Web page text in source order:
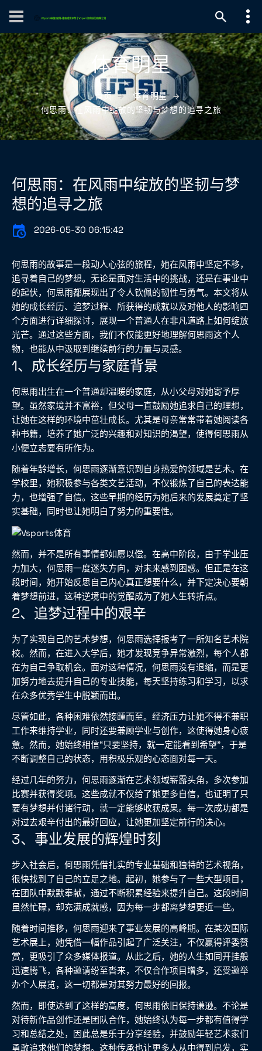
体育明星
首页
体育明星
何思雨：在风雨中绽放的坚韧与梦想的追寻之旅
何思雨：在风雨中绽放的坚韧与梦
想的追寻之旅
2026-05-30 06:15:42
何思雨的故事是一段动人心弦的旅程，她在风雨中坚定不移，
追寻着自己的梦想。无论是面对生活中的挑战，还是在事业中
的起伏，何思雨都展现出了令人钦佩的韧性与勇气。本文将从
她的成长经历、追梦过程、所获得的成就以及对他人的影响四
个方面进行详细探讨，展现一个普通人在非凡道路上如何绽放
光芒。通过这些方面，我们不仅能更好地理解何思雨这个人
物，也能从中汲取到继续前行的力量与灵感。
1、成长经历与家庭背景
何思雨出生在一个普通却温暖的家庭，从小父母对她寄予厚
望。虽然家境并不富裕，但父母一直鼓励她追求自己的理想，
让她在这样的环境中茁壮成长。尤其是母亲常常带着她阅读各
种书籍，培养了她广泛的兴趣和对知识的渴望，使得何思雨从
小便立志要有所作为。
随着年龄增长，何思雨逐渐意识到自身热爱的领域是艺术。在
学校里，她积极参与各类文艺活动，不仅锻炼了自己的表达能
力，也增强了自信。这些早期的经历为她后来的发展奠定了坚
实基础，同时也让她明白了努力的重要性。
然而，并不是所有事情都如愿以偿。在高中阶段，由于学业压
力加大，何思雨一度迷失方向，对未来感到困惑。但正是在这
段时间，她开始反思自己内心真正想要什么，并下定决心要朝
着梦想前进，这种逆境中的觉醒成为了她人生转折点。
2、追梦过程中的艰辛
为了实现自己的艺术梦想，何思雨选择报考了一所知名艺术院
校。然而，在进入大学后，她才发现竞争异常激烈，每个人都
在为自己争取机会。面对这种情况，何思雨没有退缩，而是更
加努力地去提升自己的专业技能，每天坚持练习和学习，以求
在众多优秀学生中脱颖而出。
尽管如此，各种困难依然接踵而至。经济压力让她不得不兼职
工作来维持学业，同时还要兼顾学业与创作，这使得她身心疲
惫。然而，她始终相信“只要坚持，就一定能看到希望”，于是
不断调整自己的状态，用积极乐观的心态面对每一天。
经过几年的努力，何思雨逐渐在艺术领域崭露头角，多次参加
比赛并获得奖项。这些成就不仅给了她更多自信，也证明了只
要有梦想并付诸行动，就一定能够收获成果。每一次成功都是
对过去艰辛付出的最好回应，让她更加坚定前行的决心。
3、事业发展的辉煌时刻
步入社会后，何思雨凭借扎实的专业基础和独特的艺术视角，
很快找到了自己的立足之地。起初，她参与了一些大型项目，
在团队中默默奉献，通过不断积累经验来提升自己。这段时间
虽然忙碌，却充满成就感，因为每一步都离梦想更近一些。
随着时间推移，何思雨迎来了事业发展的高峰期。在某次国际
艺术展上，她凭借一幅作品引起了广泛关注，不仅赢得评委赞
赏，更吸引了众多媒体报道。从此之后，她的人生如同开挂般
迅速腾飞，各种邀请纷至沓来，不仅合作项目增多，还受邀举
办个人展览，这一切都是对其努力最好的回报。
然而，即使达到了这样的高度，何思雨依旧保持谦逊。不论是
对待新作品创作还是团队合作，她始终认为每一步都有值得学
习和总结之处，因此总是乐于分享经验，并鼓励年轻艺术家们
勇敢追求他们的梦想。这种传承也让更多人从中得到启发，实